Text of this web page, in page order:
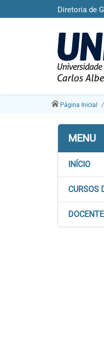
Diretoria de
Página Inicial
MENU
INÍCIO
CURSOS